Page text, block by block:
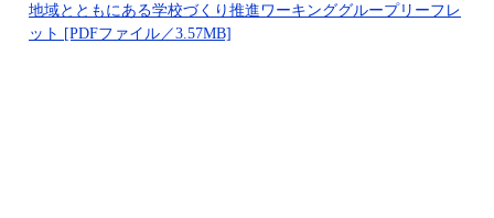
地域とともにある学校づくり推進ワーキンググループリーフレ
ット [PDFファイル／3.57MB]